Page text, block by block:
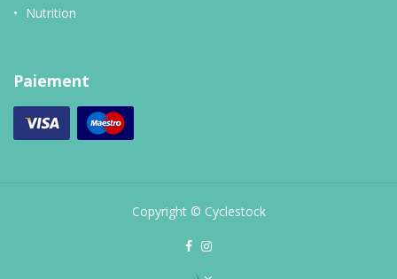
Nutrition
Paiement
Copyright © Cyclestock